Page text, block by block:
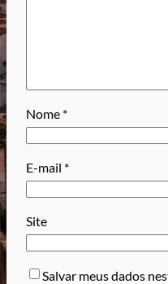
Nome *
E-mail *
Site
Salvar meus dados